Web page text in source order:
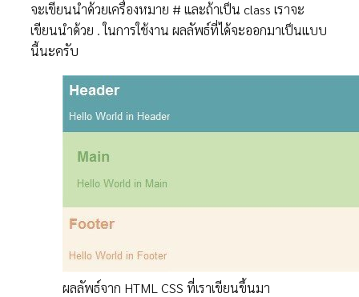
จะเขียนนำด้วยเครื่องหมาย # และถ้าเป็น class เราจะ
เขียนนำด้วย . ในการใช้งาน ผลลัพธ์ที่ได้จะออกมาเป็นแบบ
นี้นะครับ
ผลลัพธ์จาก HTML CSS ที่เราเขียนขึ้นมา